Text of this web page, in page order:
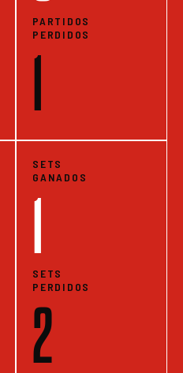
PARTIDOS
PERDIDOS
1
SETS
GANADOS
1
SETS
PERDIDOS
2